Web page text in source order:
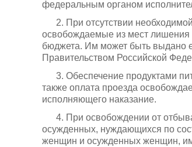
федеральным органом
2. При отсутствии
освобождаемые из мест лишения
бюджета. Им может быть выдано
Правительством Российской
3. Обеспечение продуктами
также оплата проезда
исполняющего наказание.
4. При освобождении от
осужденных, нуждающихся по
женщин и осужденных женщин,